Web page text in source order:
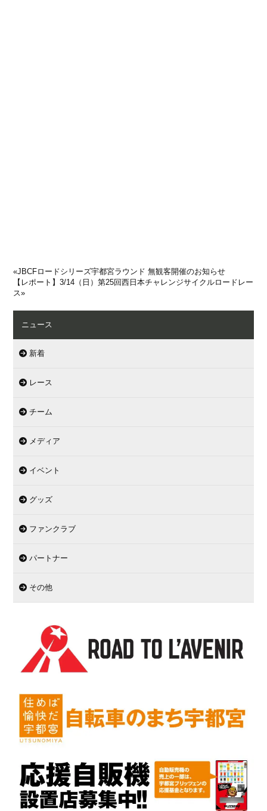
«JBCFロードシリーズ宇都宮ラウンド 無観客開催のお知らせ
【レポート】3/14（日）第25回西日本チャレンジサイクルロードレー
ス»
ニュース
新着
レース
チーム
メディア
イベント
グッズ
ファンクラブ
パートナー
その他